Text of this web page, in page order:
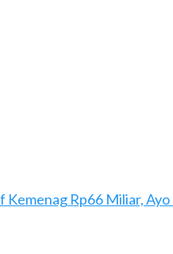
Kemenag Rp66 Miliar, Ayo